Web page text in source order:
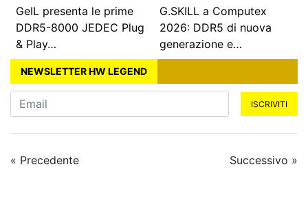
GeIL presenta le prime
DDR5-8000 JEDEC Plug
& Play…
G.SKILL a Computex
2026: DDR5 di nuova
generazione e…
NEWSLETTER HW LEGEND
ISCRIVITI
« Precedente Successivo »